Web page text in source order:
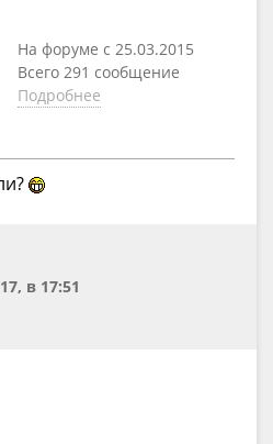
На форуме с 25.03.2015
Всего 291 сообщение
Подробнее
в 17:51